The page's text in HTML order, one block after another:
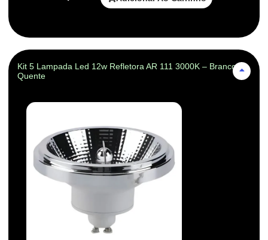
Kit 5 Lampada Led 12w Refletora AR 111 3000K – Branco-
Quente